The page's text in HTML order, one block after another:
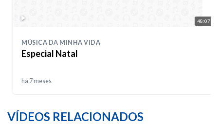
48:07
MÚSICA DA MINHA VIDA
Especial Natal
há 7 meses
VÍDEOS RELACIONADOS